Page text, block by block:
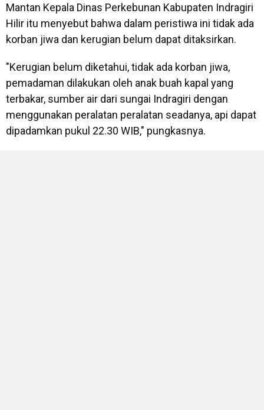
Mantan Kepala Dinas Perkebunan Kabupaten Indragiri
Hilir itu menyebut bahwa dalam peristiwa ini tidak ada
korban jiwa dan kerugian belum dapat ditaksirkan.
"Kerugian belum diketahui, tidak ada korban jiwa,
pemadaman dilakukan oleh anak buah kapal yang
terbakar, sumber air dari sungai Indragiri dengan
menggunakan peralatan peralatan seadanya, api dapat
dipadamkan pukul 22.30 WIB," pungkasnya.